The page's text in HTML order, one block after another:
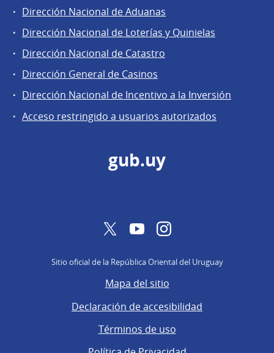
Áreas
de
la
Dirección
General
de
Secretaría
Dirección Nacional de Aduanas
Dirección Nacional de Loterías y Quinielas
Dirección Nacional de Catastro
Dirección General de Casinos
Dirección Nacional de Incentivo a la Inversión
Acceso restringido a usuarios autorizados
gub.uy
TwitterYouTubeInstagram
Sitio oficial de la República Oriental del Uruguay
Mapa del sitio
Declaración de accesibilidad
Términos de uso